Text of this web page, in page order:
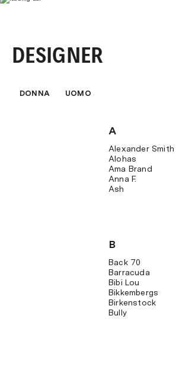
DESIGNER
DONNA UOMO
A
Alexander Smith
Alohas
Ama Brand
Anna F.
Ash
B
Back 70
Barracuda
Bibi Lou
Bikkembergs
Birkenstock
Bully